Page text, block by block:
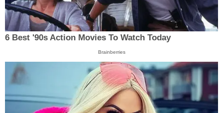
6 Best '90s Action Movies To Watch Today
Brainberries